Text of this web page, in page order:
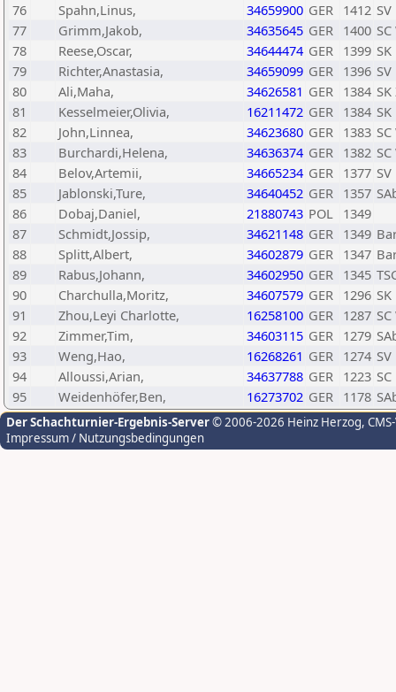
76
Spahn,Linus, 34659900 GER 1412
77
Grimm,Jakob, 34635645 GER 1400
78
Reese,Oscar, 34644474 GER 1399
79
Richter,Anastasia, 34659099 GER 1396
80
Ali,Maha, 34626581 GER 1384
81
Kesselmeier,Olivia, 16211472 GER 1384
82
John,Linnea, 34623680 GER 1383
83
Burchardi,Helena, 34636374 GER 1382
84
Belov,Artemii, 34665234 GER 1377
85
Jablonski,Ture, 34640452 GER 1357
86
Dobaj,Daniel, 21880743 POL 1349
87
Schmidt,Jossip, 34621148 GER 1349
88
Splitt,Albert, 34602879 GER 1347
89
Rabus,Johann, 34602950 GER 1345
90
Charchulla,Moritz, 34607579 GER 1296
91
Zhou,Leyi Charlotte, 16258100 GER 1287
92
Zimmer,Tim, 34603115 GER 1279
93
Weng,Hao, 16268261 GER 1274
94
Alloussi,Arian, 34637788 GER 1223
95
Weidenhöfer,Ben, 16273702 GER 1178
Der Schachturnier-Ergebnis-Server© 2006-2026 Heinz Herzog,
Impressum / Nutzungsbedingungen